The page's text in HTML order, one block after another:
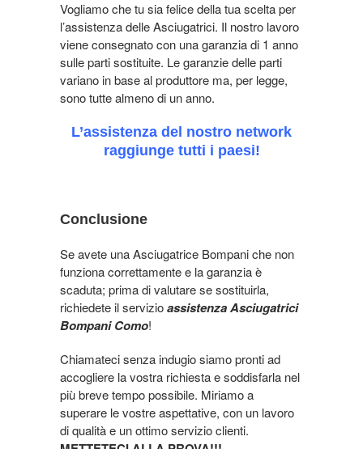
Vogliamo che tu sia felice della tua scelta per
l’assistenza delle Asciugatrici. Il nostro lavoro
viene consegnato con una garanzia di 1 anno
sulle parti sostituite. Le garanzie delle parti
variano in base al produttore ma, per legge,
sono tutte almeno di un anno.
L’assistenza del nostro network
raggiunge tutti i paesi!
Conclusione
Se avete una Asciugatrice Bompani che non
funziona correttamente e la garanzia è
scaduta; prima di valutare se sostituirla,
richiedete il servizioassistenza Asciugatrici
Bompani Como!
Chiamateci senza indugio siamo pronti ad
accogliere la vostra richiesta e soddisfarla nel
più breve tempo possibile. Miriamo a
superare le vostre aspettative, con un lavoro
di qualità e un ottimo servizio clienti.